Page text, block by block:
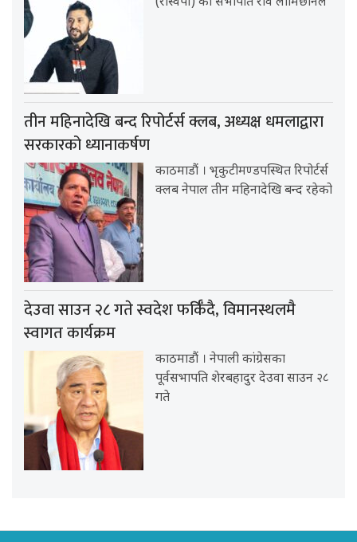
तीन महिनादेखि बन्द रिपोर्टर्स क्लब, अध्यक्ष धमलाद्वारा
सरकारको ध्यानाकर्षण
काठमाडौं । भृकुटीमण्डपस्थित रिपोर्टर्स
क्लब नेपाल तीन महिनादेखि बन्द रहेको
देउवा साउन २८ गते स्वदेश फर्किँदै, विमानस्थलमै
स्वागत कार्यक्रम
काठमाडौं । नेपाली कांग्रेसका
पूर्वसभापति शेरबहादुर देउवा साउन २८
गते